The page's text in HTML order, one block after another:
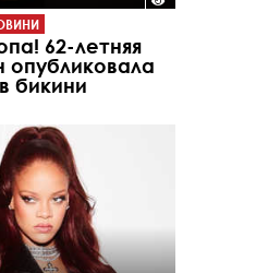
62-летняя
бикини